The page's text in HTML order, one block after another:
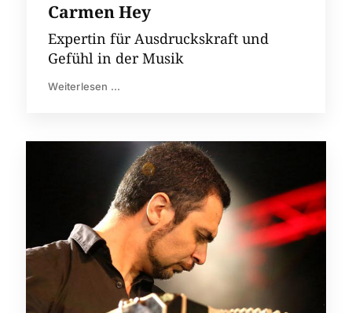
Carmen Hey
Expertin für Ausdruckskraft und
Gefühl in der Musik
Weiterlesen ...